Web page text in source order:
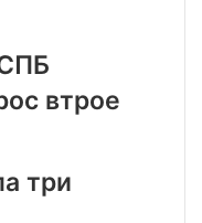
втрое
три